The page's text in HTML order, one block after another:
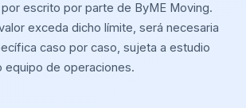
escrito por parte de ByME Moving.
exceda dicho límite, será necesaria
caso por caso, sujeta a estudio
equipo de operaciones.